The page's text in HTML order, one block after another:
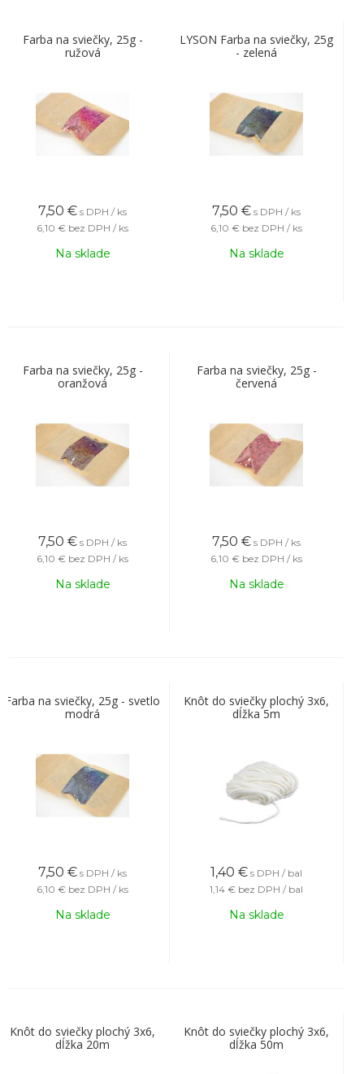
Farba na sviečky, 25g -
ružová
7,50 € s DPH / ks
6,10 € bez DPH / ks
Na sklade
LYSON Farba na sviečky, 25g
- zelená
7,50 € s DPH / ks
6,10 € bez DPH / ks
Na sklade
Farba na sviečky, 25g -
oranžová
7,50 € s DPH / ks
6,10 € bez DPH / ks
Na sklade
Farba na sviečky, 25g -
červená
7,50 € s DPH / ks
6,10 € bez DPH / ks
Na sklade
Farba na sviečky, 25g - svetlo
modrá
7,50 € s DPH / ks
6,10 € bez DPH / ks
Na sklade
Knôt do sviečky plochý 3x6,
dĺžka 5m
1,40 € s DPH / bal
1,14 € bez DPH / bal
Na sklade
Knôt do sviečky plochý 3x6,
dĺžka 20m
Knôt do sviečky plochý 3x6,
dĺžka 50m